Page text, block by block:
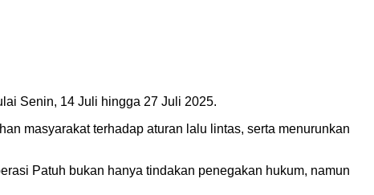
Senin, 14 Juli hingga 27 Juli 2025.
masyarakat terhadap aturan lalu lintas, serta menurunkan
Patuh bukan hanya tindakan penegakan hukum, namun